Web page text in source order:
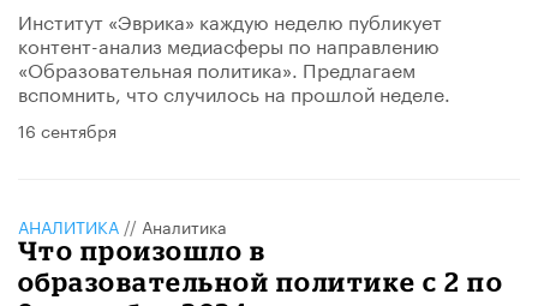
Институт «Эврика» каждую неделю публикует
контент-анализ медиасферы по направлению
«Образовательная политика». Предлагаем
вспомнить, что случилось на прошлой неделе.
16 сентября
АНАЛИТИКА // Аналитика
Что произошло в
образовательной политике с 2 по